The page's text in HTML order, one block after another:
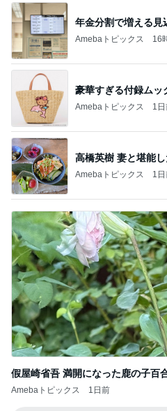
年金分割で増える見
Amebaトピックス 16
豪華すぎる付録ムッ
Amebaトピックス 1
高橋英樹 妻と堪能
Amebaトピックス 1
假屋崎省吾 満開になった鹿の子百
Amebaトピックス 1日前